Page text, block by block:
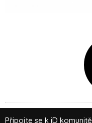
Připojte se k iD komunitě